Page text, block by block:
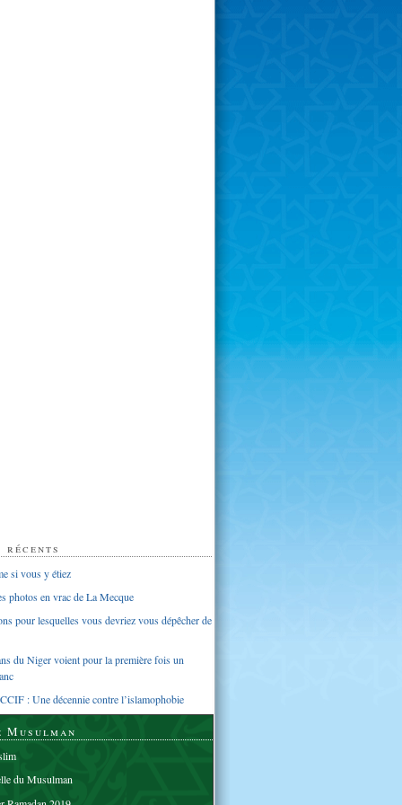
si vous y étiez
photos en vrac de La Mecque
pour lesquelles vous devriez vous dépêcher de
du Niger voient pour la première fois un
: Une décennie contre l’islamophobie
Musulman
du Musulman